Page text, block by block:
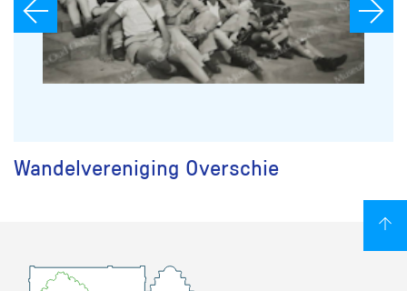
Wandelvereniging Overschie